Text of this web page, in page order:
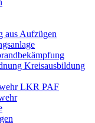
aus Aufzügen
Kreisausbildung
LKR PAF